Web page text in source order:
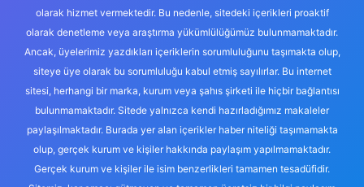
olarak hizmet vermektedir. Bu nedenle, sitedeki içerikleri proaktif
olarak denetleme veya araştırma yükümlülüğümüz bulunmamaktadır.
Ancak, üyelerimiz yazdıkları içeriklerin sorumluluğunu taşımakta olup,
siteye üye olarak bu sorumluluğu kabul etmiş sayılırlar. Bu internet
sitesi, herhangi bir marka, kurum veya şahıs şirketi ile hiçbir bağlantısı
bulunmamaktadır. Sitede yalnızca kendi hazırladığımız makaleler
paylaşılmaktadır. Burada yer alan içerikler haber niteliği taşımamakta
olup, gerçek kurum ve kişiler hakkında paylaşım yapılmamaktadır.
Gerçek kurum ve kişiler ile isim benzerlikleri tamamen tesadüfidir.